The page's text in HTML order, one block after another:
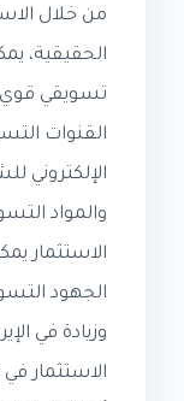
من خلال
الحقيقية،
تسويقي
القنوات
الإلكتروني
والمواد
الاستثمار
الجهود
وزيادة في
الاستثمار